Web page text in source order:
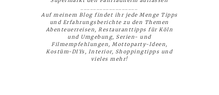
Auf meinem Blog findet ihr jede Menge Tipps
und Erfahrungsberichte zu den Themen
Abenteuerreisen, Restauranttipps für Köln
und Umgebung, Serien- und
Filmempfehlungen, Mottoparty-Ideen,
Kostüm-DIYs, Interior, Shoppingtipps und
vieles mehr!